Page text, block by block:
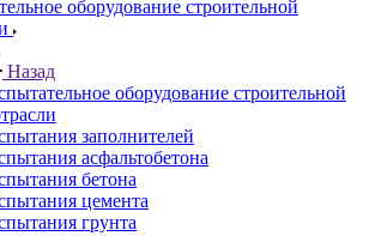
оборудование строительной
Назад
оборудование строительной
заполнителей
асфальтобетона
бетона
цемента
грунта